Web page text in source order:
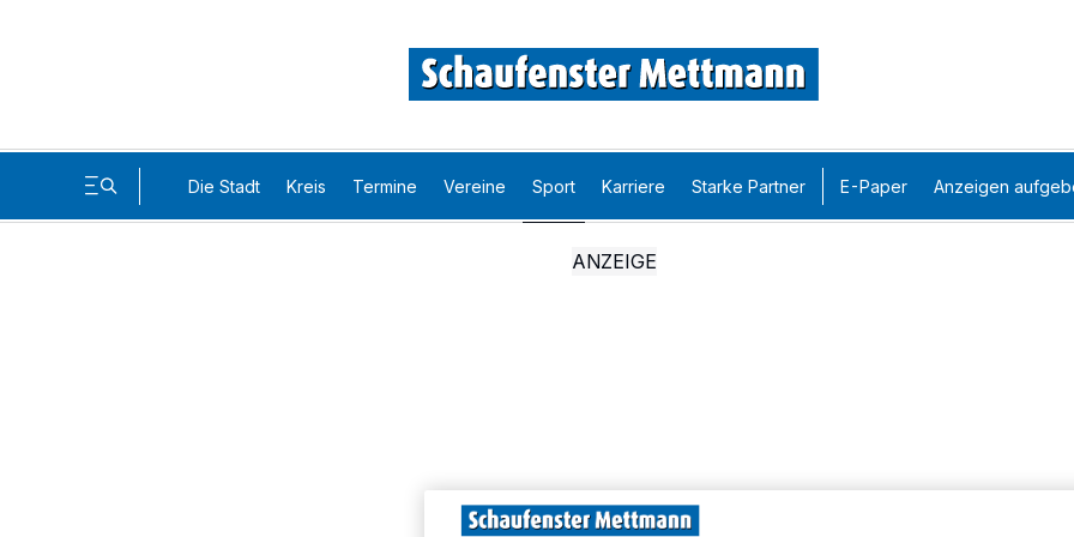
Die Stadt Kreis Termine Vereine Sport Karriere Starke Partner E-Paper Anzeigen